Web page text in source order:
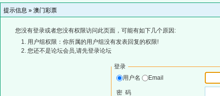
提示信息 » 澳门彩票
您没有登录或者您没有权限访问此页面，可能有如下几个原因:
用户组权限：你所属的用户组没有发表回复的权限!
您还不是论坛会员,请先登录论坛
登录
用户名
Email
密 码